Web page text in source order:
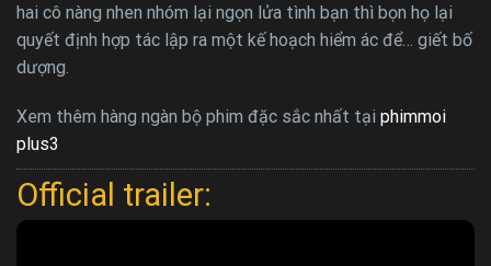
hai cô nàng nhen nhóm lại ngọn lửa tình bạn thì bọn họ lại
quyết định hợp tác lập ra một kế hoạch hiểm ác để… giết bố
dượng.
Xem thêm hàng ngàn bộ phim đặc sắc nhất tại phimmoi
plus3
Official trailer: